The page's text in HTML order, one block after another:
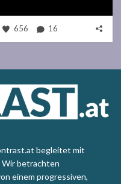
656 16
begleitet mit
Wir betrachten
einem progressiven,